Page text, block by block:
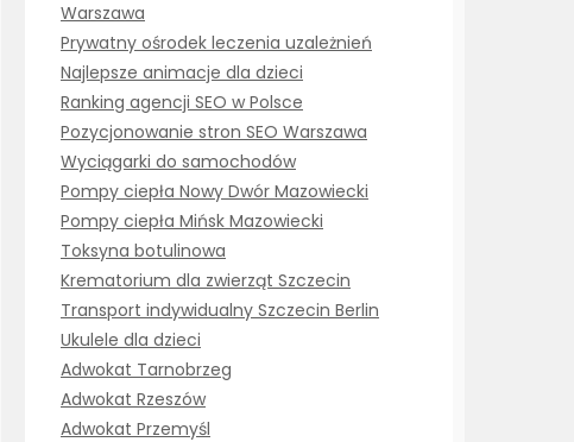
Warszawa
Prywatny ośrodek leczenia uzależnień
Najlepsze animacje dla dzieci
Ranking agencji SEO w Polsce
Pozycjonowanie stron SEO Warszawa
Wyciągarki do samochodów
Pompy ciepła Nowy Dwór Mazowiecki
Pompy ciepła Mińsk Mazowiecki
Toksyna botulinowa
Krematorium dla zwierząt Szczecin
Transport indywidualny Szczecin Berlin
Ukulele dla dzieci
Adwokat Tarnobrzeg
Adwokat Rzeszów
Adwokat Przemyśl